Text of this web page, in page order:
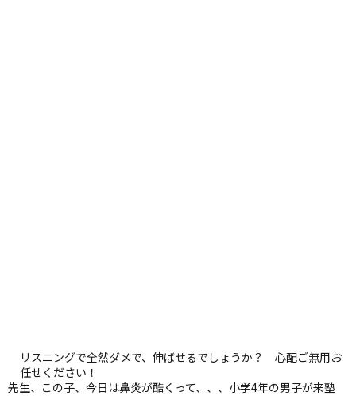
リスニングで全然ダメで、伸ばせるでしょうか？ 心配ご無用お
任せください！
先生、この子、今日は鼻炎が酷くって、、、小学4年の男子が来塾